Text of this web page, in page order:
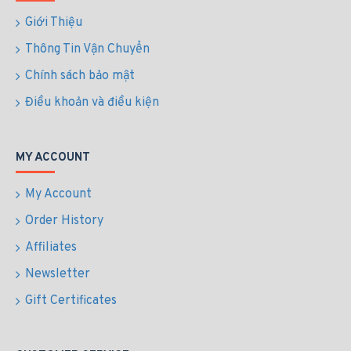
Giới Thiệu
Thông Tin Vận Chuyển
Chính sách bảo mật
Điều khoản và điều kiện
MY ACCOUNT
My Account
Order History
Affiliates
Newsletter
Gift Certificates